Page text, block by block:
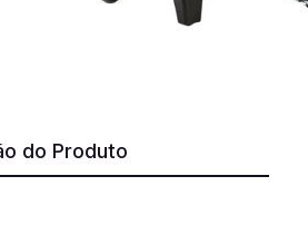
do Produto